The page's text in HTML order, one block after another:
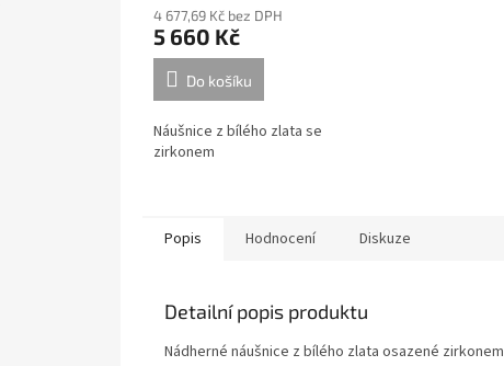
4 677,69 Kč bez DPH
5 660 Kč
Do košíku
Náušnice z bílého zlata se
zirkonem
Popis Hodnocení Diskuze
Detailní popis produktu
Nádherné náušnice z bílého zlata osazené zirkonem